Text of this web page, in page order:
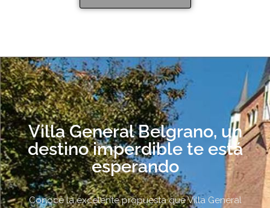
Villa General Belgrano, un
destino imperdible te está
esperando
Conocé la excelente propuesta que Villa General